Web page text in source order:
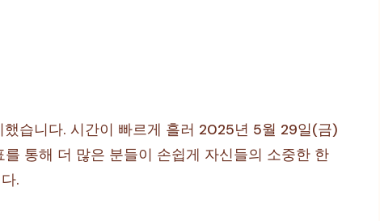
습니다. 시간이 빠르게 흘러 2025년 5월 29일(금)
통해 더 많은 분들이 손쉽게 자신들의 소중한 한
.